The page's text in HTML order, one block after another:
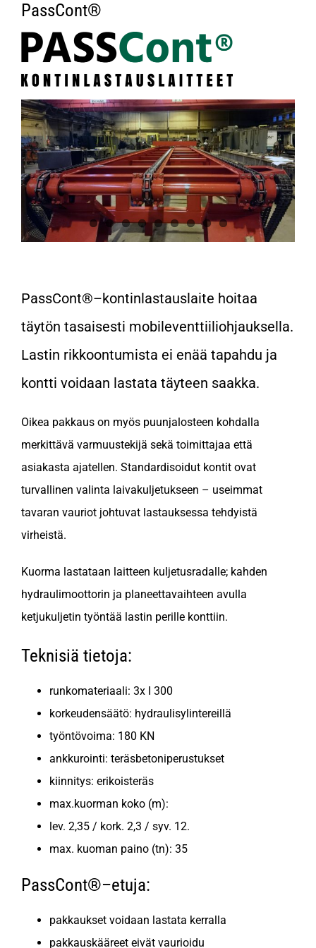
PassCont®
PassCont®–kontinlastauslaite hoitaa
täytön tasaisesti mobileventtiiliohjauksella.
Lastin rikkoontumista ei enää tapahdu ja
kontti voidaan lastata täyteen saakka.
Oikea pakkaus on myös puunjalosteen kohdalla
merkittävä varmuustekijä sekä toimittajaa että
asiakasta ajatellen. Standardisoidut kontit ovat
turvallinen valinta laivakuljetukseen – useimmat
tavaran vauriot johtuvat lastauksessa tehdyistä
virheistä.
Kuorma lastataan laitteen kuljetusradalle; kahden
hydraulimoottorin ja planeettavaihteen avulla
ketjukuljetin työntää lastin perille konttiin.
Teknisiä tietoja:
runkomateriaali: 3x I 300
korkeudensäätö: hydraulisylintereillä
työntövoima: 180 KN
ankkurointi: teräsbetoniperustukset
kiinnitys: erikoisteräs
max.kuorman koko (m):
lev. 2,35 / kork. 2,3 / syv. 12.
max. kuoman paino (tn): 35
PassCont®–etuja:
pakkaukset voidaan lastata kerralla
pakkauskääreet eivät vaurioidu